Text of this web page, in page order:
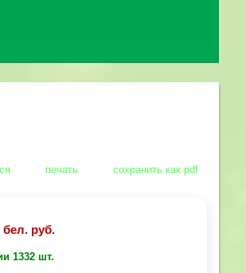
печать сохранить как pdf
бел. руб.
1332 шт.